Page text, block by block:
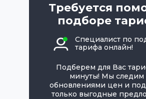
Требуется
подборе
Специалист по
тарифа онлайн!
Подберем для Вас
минуты! Мы следим
обновлениями цен и
только выгодные